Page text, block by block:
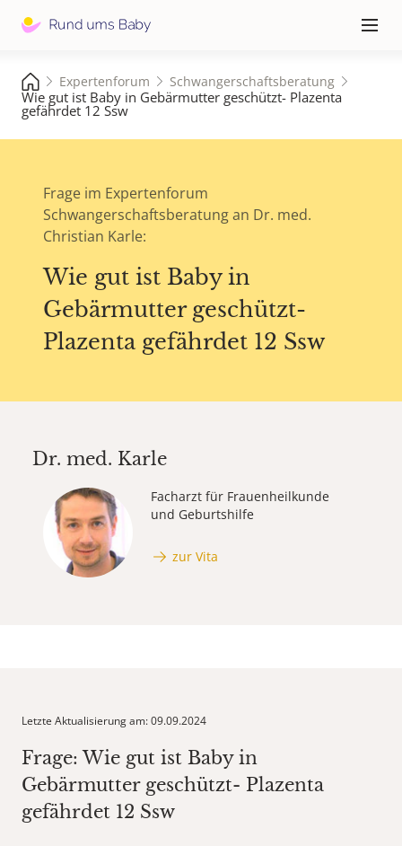
≡
Expertenforum Schwangerschaftsberatung
Wie gut ist Baby in Gebärmutter geschützt- Plazenta
gefährdet 12 Ssw
Frage im Expertenforum
Schwangerschaftsberatung an Dr. med.
Christian Karle:
Wie gut ist Baby in
Gebärmutter geschützt-
Plazenta gefährdet 12 Ssw
Dr. med. Karle
Facharzt für Frauenheilkunde
und Geburtshilfe
zur Vita
Letzte Aktualisierung am: 09.09.2024
Frage: Wie gut ist Baby in
Gebärmutter geschützt- Plazenta
gefährdet 12 Ssw